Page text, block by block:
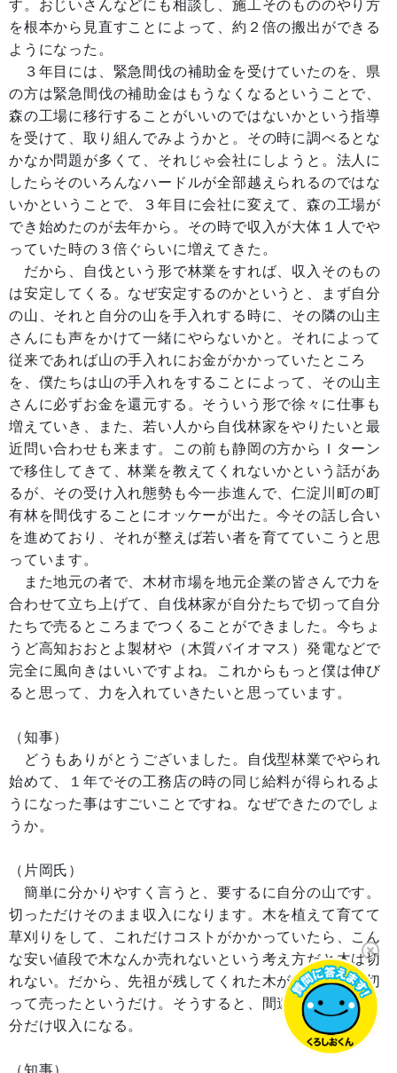
す。おじいさんなどにも相談し、施工そのもののやり方
を根本から見直すことによって、約２倍の搬出ができる
ようになった。
３年目には、緊急間伐の補助金を受けていたのを、県
の方は緊急間伐の補助金はもうなくなるということで、
森の工場に移行することがいいのではないかという指導
を受けて、取り組んでみようかと。その時に調べるとな
かなか問題が多くて、それじゃ会社にしようと。法人に
したらそのいろんなハードルが全部越えられるのではな
いかということで、３年目に会社に変えて、森の工場が
でき始めたのが去年から。その時で収入が大体１人でや
っていた時の３倍ぐらいに増えてきた。
だから、自伐という形で林業をすれば、収入そのもの
は安定してくる。なぜ安定するのかというと、まず自分
の山、それと自分の山を手入れする時に、その隣の山主
さんにも声をかけて一緒にやらないかと。それによって
従来であれば山の手入れにお金がかかっていたところ
を、僕たちは山の手入れをすることによって、その山主
さんに必ずお金を還元する。そういう形で徐々に仕事も
増えていき、また、若い人から自伐林家をやりたいと最
近問い合わせも来ます。この前も静岡の方からＩターン
で移住してきて、林業を教えてくれないかという話があ
るが、その受け入れ態勢も今一歩進んで、仁淀川町の町
有林を間伐することにオッケーが出た。今その話し合い
を進めており、それが整えば若い者を育てていこうと思
っています。
また地元の者で、木材市場を地元企業の皆さんで力を
合わせて立ち上げて、自伐林家が自分たちで切って自分
たちで売るところまでつくることができました。今ちょ
うど高知おおとよ製材や（木質バイオマス）発電などで
完全に風向きはいいですよね。これからもっと僕は伸び
ると思って、力を入れていきたいと思っています。
（知事）
どうもありがとうございました。自伐型林業でやられ
始めて、１年でその工務店の時の同じ給料が得られるよ
うになった事はすごいことですね。なぜできたのでしょ
うか。
（片岡氏）
簡単に分かりやすく言うと、要するに自分の山です。
切っただけそのまま収入になります。木を植えて育てて
草刈りをして、これだけコストがかかっていたら、こん
な安い値段で木なんか売れないという考え方だと木は切
れない。だから、先祖が残してくれた木があるから、切
って売ったというだけ。そうすると、間違いなく切った
分だけ収入になる。
（知事）